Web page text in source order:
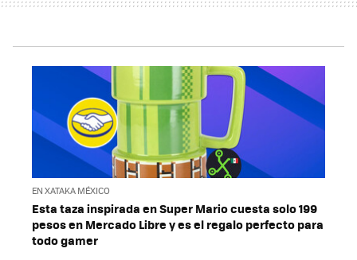
EN XATAKA MÉXICO
Esta taza inspirada en Super Mario cuesta solo 199
pesos en Mercado Libre y es el regalo perfecto para
todo gamer